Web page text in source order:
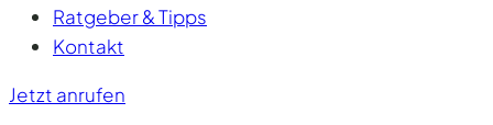
Ratgeber & Tipps
Kontakt
Jetzt anrufen